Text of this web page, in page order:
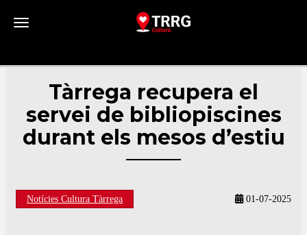
Toggle navigation
Tàrrega recupera el
servei de bibliopiscines
durant els mesos d’estiu
Notícies Cultura Tàrrega 01-07-2025